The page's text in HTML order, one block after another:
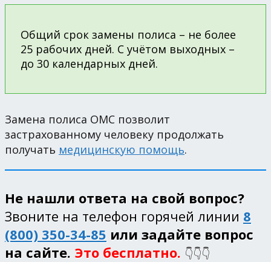
Общий срок замены полиса – не более
25 рабочих дней. С учётом выходных –
до 30 календарных дней.
Замена полиса ОМС позволит
застрахованному человеку продолжать
получать медицинскую помощь.
Не нашли ответа на свой вопрос?
Звоните на телефон горячей линии 8
(800) 350-34-85 или задайте вопрос
на сайте. Это бесплатно. 👇👇👇